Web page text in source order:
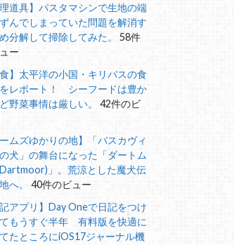
理道具】パスタマシンで生地の端
んでしまっていた問題を解消す
分解して掃除してみた。
58件
ー
食】太平洋の小国・キリバスの食
レポート！ シーフードは豊か
野菜事情は厳しい。
42件のビ
ームズゆかりの地】「バスカヴィ
犬」の舞台になった「ダートム
」。荒涼とした魔犬伝
へ。
40件のビュー
記アプリ】Day Oneで日記をつけ
もうすぐ半年 有料版を快適に
たところにiOS17ジャーナル機